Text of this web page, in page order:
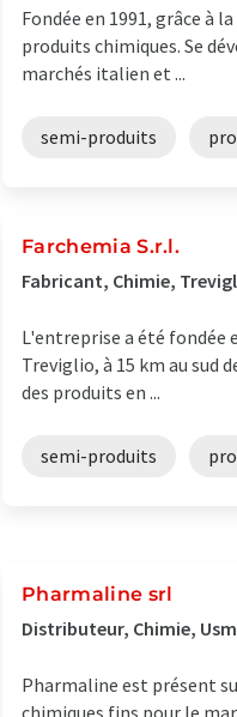
Fondée en 1991, grâce à
produits chimiques. Se
marchés italien et ...
semi-produits
Farchemia S.r.l.
Fabricant, Chimie,
L'entreprise a été fondée
Treviglio, à 15 km au sud
des produits en ...
semi-produits
Pharmaline srl
Distributeur, Chimie,
Pharmaline est présent
chimiques fins pour le